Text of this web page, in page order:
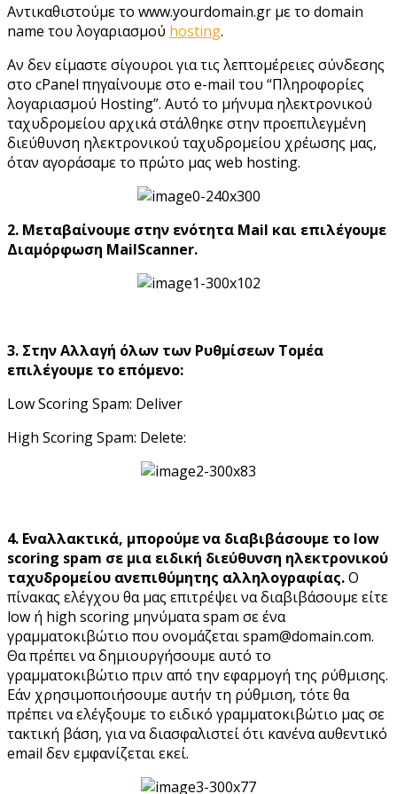
Αντικαθιστούμε το www.yourdomain.gr με το domain
name του λογαριασμού hosting.
Αν δεν είμαστε σίγουροι για τις λεπτομέρειες σύνδεσης
στο cPanel πηγαίνουμε στο e-mail του “Πληροφορίες
λογαριασμού Hosting”. Αυτό το μήνυμα ηλεκτρονικού
ταχυδρομείου αρχικά στάλθηκε στην προεπιλεγμένη
διεύθυνση ηλεκτρονικού ταχυδρομείου χρέωσης μας,
όταν αγοράσαμε το πρώτο μας web hosting.
2. Μεταβαίνουμε στην ενότητα Mail και επιλέγουμε
Διαμόρφωση MailScanner.
3. Στην Αλλαγή όλων των Ρυθμίσεων Τομέα
επιλέγουμε το επόμενο:
Low Scoring Spam: Deliver
High Scoring Spam: Delete:
4. Εναλλακτικά, μπορούμε να διαβιβάσουμε το low
scoring spam σε μια ειδική διεύθυνση ηλεκτρονικού
ταχυδρομείου ανεπιθύμητης αλληλογραφίας.Ο
πίνακας ελέγχου θα μας επιτρέψει να διαβιβάσουμε είτε
low ή high scoring μηνύματα spam σε ένα
γραμματοκιβώτιο που ονομάζεται spam@domain.com.
Θα πρέπει να δημιουργήσουμε αυτό το
γραμματοκιβώτιο πριν από την εφαρμογή της ρύθμισης.
Εάν χρησιμοποιήσουμε αυτήν τη ρύθμιση, τότε θα
πρέπει να ελέγξουμε το ειδικό γραμματοκιβώτιο μας σε
τακτική βάση, για να διασφαλιστεί ότι κανένα αυθεντικό
email δεν εμφανίζεται εκεί.